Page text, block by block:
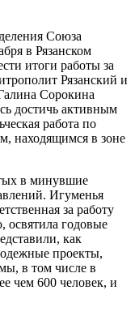
Союза
в Рязанском
итоги работы за
Рязанский и
Сорокина
достичь активным
работа по
находящимся в зоне
в минувшие
Игуменья
за работу
освятила годовые
как
проекты,
в том числе в
чем 600 человек, и